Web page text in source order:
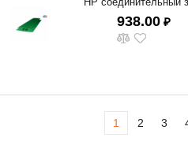
938.00 ₽
1 2 3